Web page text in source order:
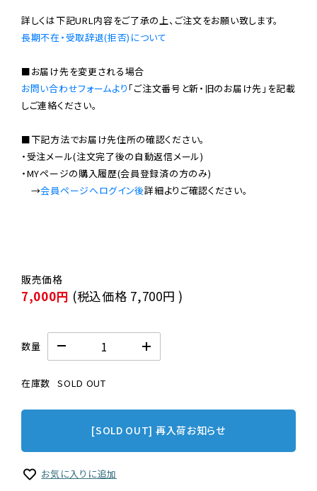
長期不在・受取辞退(拒否)について
お問い合わせフォームより 「ご注文番号と新・旧のお届け先」を記載
しご連絡ください。
■下記方法でお届け先住所の確認ください。
・受注メール(注文完了後の自動返信メール)
・MYページの購入履歴(会員登録済の方のみ)
→会員ページへログイン後
7,000円 (税込価格 7,700円 )
数量
在庫数 SOLD OUT
[SOLD OUT] 再入荷お知らせ
お気に入りに追加